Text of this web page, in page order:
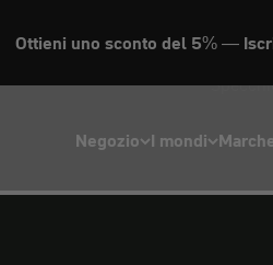
Ottieni uno sconto del 5% —
Negozio I mondi